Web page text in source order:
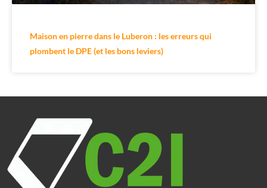
Maison en pierre dans le Luberon : les erreurs qui
plombent le DPE (et les bons leviers)